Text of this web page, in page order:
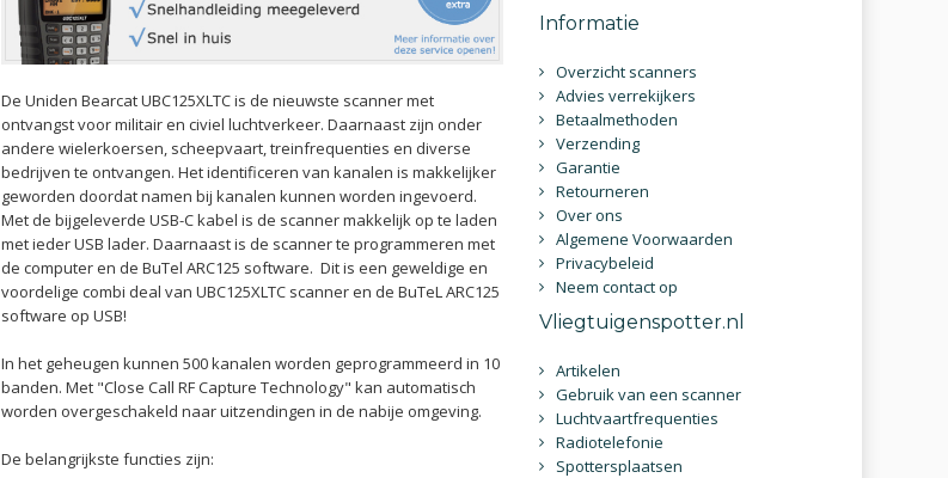
De Uniden Bearcat UBC125XLTC is de nieuwste scanner met
ontvangst voor militair en civiel luchtverkeer. Daarnaast zijn onder
andere wielerkoersen, scheepvaart,treinfrequenties en diverse
bedrijven te ontvangen. Het identificeren van kanalen is makkelijker
geworden doordat namen bij kanalen kunnen worden ingevoerd.
Met de bijgeleverde USB-C kabel is de scanner makkelijk op te laden
met ieder USB lader. Daarnaast is de scanner te programmeren met
de computer en de BuTel ARC125 software. Dit is een geweldige en
voordelige combi deal van UBC125XLTC scanner en de BuTeL ARC125
software op USB!
In het geheugen kunnen 500 kanalen worden geprogrammeerd in 10
banden. Met "Close Call RF Capture Technology" kan automatisch
worden overgeschakeld naar uitzendingen in de nabije omgeving.
De belangrijkste functies zijn:
Informatie
Overzicht scanners
Advies verrekijkers
Betaalmethoden
Verzending
Garantie
Retourneren
Over ons
Algemene Voorwaarden
Privacybeleid
Neem contact op
Vliegtuigenspotter.nl
Artikelen
Gebruik van een scanner
Luchtvaartfrequenties
Radiotelefonie
Spottersplaatsen